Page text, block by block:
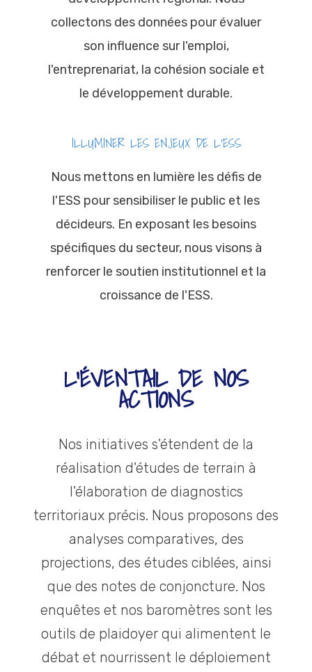
collectons des données pour évaluer
son influence sur l'emploi,
l'entreprenariat, la cohésion sociale et
le développement durable.
ILLUMINER LES ENJEUX DE L'ESS
Nous mettons en lumière les défis de
l'ESS pour sensibiliser le public et les
décideurs. En exposant les besoins
spécifiques du secteur, nous visons à
renforcer le soutien institutionnel et la
croissance de l'ESS.
L'ÉVENTAIL DE NOS
ACTIONS
Nos initiatives s'étendent de la
réalisation d'études de terrain à
l'élaboration de diagnostics
territoriaux précis. Nous proposons des
analyses comparatives, des
projections, des études ciblées, ainsi
que des notes de conjoncture. Nos
enquêtes et nos baromètres sont les
outils de plaidoyer qui alimentent le
débat et nourrissent le déploiement